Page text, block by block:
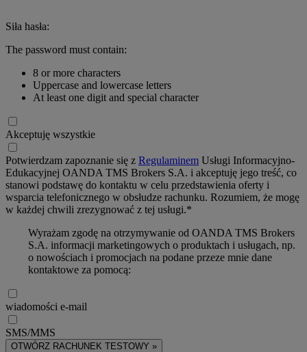
Siła hasła:
The password must contain:
8 or more characters
Uppercase and lowercase letters
At least one digit and special character
Akceptuję wszystkie
Potwierdzam zapoznanie się z Regulaminem Usługi Informacyjno-
Edukacyjnej OANDA TMS Brokers S.A. i akceptuję jego treść, co
stanowi podstawę do kontaktu w celu przedstawienia oferty i
wsparcia telefonicznego w obsłudze rachunku. Rozumiem, że mogę
w każdej chwili zrezygnować z tej usługi.*
Wyrażam zgodę na otrzymywanie od OANDA TMS Brokers
S.A. informacji marketingowych o produktach i usługach, np.
o nowościach i promocjach na podane przeze mnie dane
kontaktowe za pomocą:
wiadomości e-mail
SMS/MMS
OTWÓRZ RACHUNEK TESTOWY »